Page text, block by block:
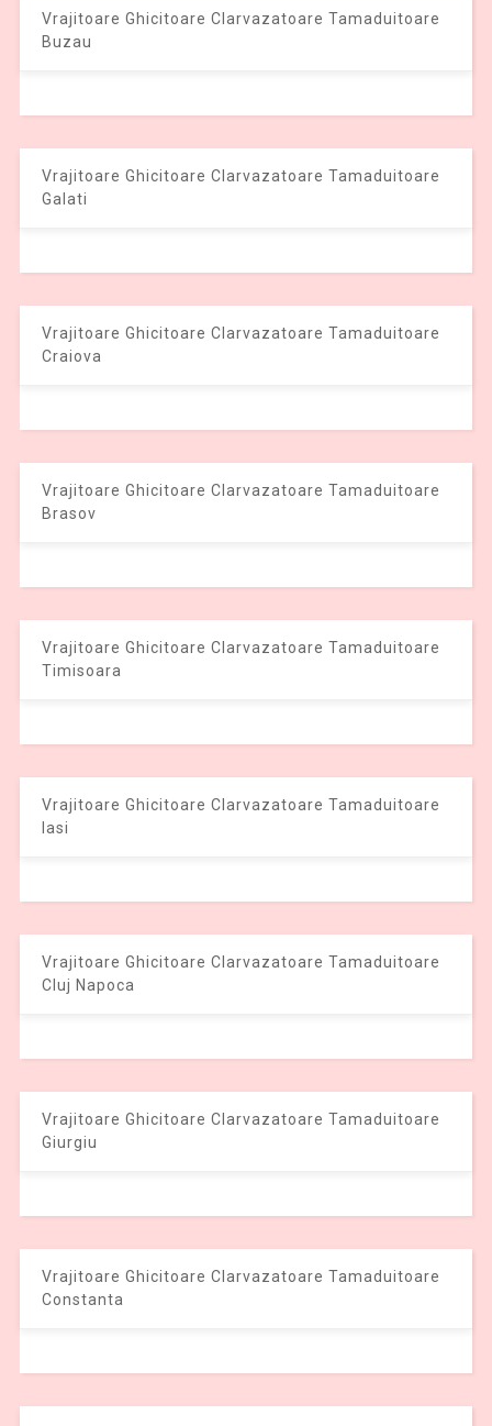
Vrajitoare Ghicitoare Clarvazatoare Tamaduitoare
Buzau
Vrajitoare Ghicitoare Clarvazatoare Tamaduitoare
Galati
Vrajitoare Ghicitoare Clarvazatoare Tamaduitoare
Craiova
Vrajitoare Ghicitoare Clarvazatoare Tamaduitoare
Brasov
Vrajitoare Ghicitoare Clarvazatoare Tamaduitoare
Timisoara
Vrajitoare Ghicitoare Clarvazatoare Tamaduitoare
Iasi
Vrajitoare Ghicitoare Clarvazatoare Tamaduitoare
Cluj Napoca
Vrajitoare Ghicitoare Clarvazatoare Tamaduitoare
Giurgiu
Vrajitoare Ghicitoare Clarvazatoare Tamaduitoare
Constanta